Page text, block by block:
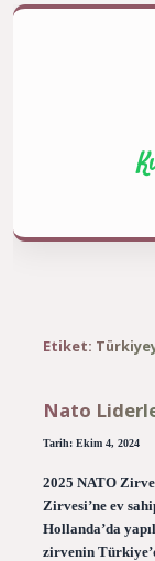
Etiket:
Nato
Tarih: Ekim 4, 2024
2025 NATO
Zirvesi’ne ev
Hollanda’da
zirvenin